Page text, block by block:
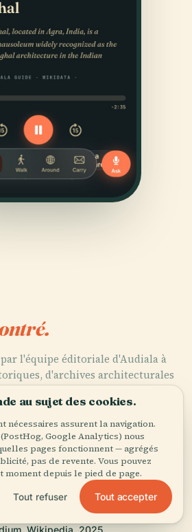
l'équipe éditoriale d'Audiala à
d'archives architecturales
2026
Stadium: A Historic Helsinki
Comodo.fi
Wikipedia, 2025
au sujet des cookies.
nécessaires assurent la navigation.
Google Analytics) nous
pages fonctionnent — agrégés
pas de revente. Vous pouvez
moment depuis le pied de page.
Tout refuser Tout accepter